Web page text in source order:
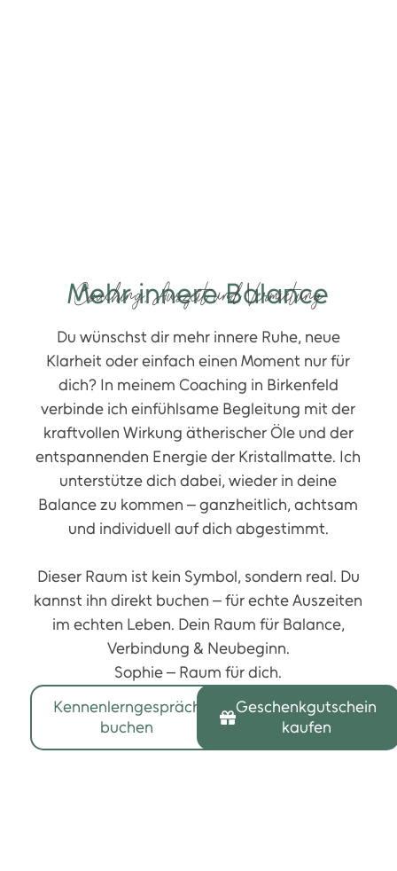
Mehr innere Balance
Coaching, Auszeit und Vermietung
Du wünschst dir mehr innere Ruhe, neue
Klarheit oder einfach einen Moment nur für
dich? In meinem Coaching in Birkenfeld
verbinde ich einfühlsame Begleitung mit der
kraftvollen Wirkung ätherischer Öle und der
entspannenden Energie der Kristallmatte. Ich
unterstütze dich dabei, wieder in deine
Balance zu kommen – ganzheitlich, achtsam
und individuell auf dich abgestimmt.
Dieser Raum ist kein Symbol, sondern real. Du
kannst ihn direkt buchen – für echte Auszeiten
im echten Leben. Dein Raum für Balance,
Verbindung & Neubeginn.
Sophie – Raum für dich.
Kennenlerngespräch
buchen
Geschenkgutschein
kaufen